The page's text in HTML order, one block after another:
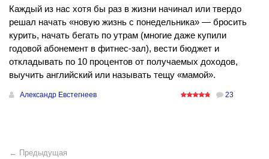
Каждый из нас хотя бы раз в жизни начинал или твердо
решал начать «новую жизнь с понедельника» — бросить
курить, начать бегать по утрам (многие даже купили
годовой абонемент в фитнес-зал), вести бюджет и
откладывать по 10 процентов от получаемых доходов,
выучить английский или называть тещу «мамой».
Александр Евстегнеев 23
← Предыдущая